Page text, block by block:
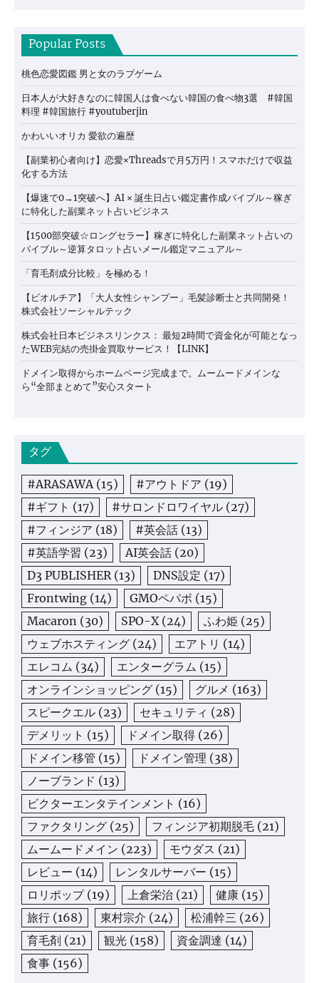
Popular Posts
桃色恋愛図鑑 男と女のラブゲーム
日本人が大好きなのに韓国人は食べない韓国の食べ物3選 #韓国
料理 #韓国旅行 #youtuberjin
かわいいオリカ 愛欲の遍歴
【副業初心者向け】恋愛×Threadsで月5万円！スマホだけで収益
化する方法
【爆速で0→1突破へ】AI × 誕生日占い鑑定書作成バイブル～稼ぎ
に特化した副業ネット占いビジネス
【1500部突破☆ロングセラー】稼ぎに特化した副業ネット占いの
バイブル～逆算タロット占いメール鑑定マニュアル～
「育毛剤成分比較」を極める！
【ビオルチア】「大人女性シャンプー」毛髪診断士と共同開発！
株式会社ソーシャルテック
株式会社日本ビジネスリンクス： 最短2時間で資金化が可能となっ
たWEB完結の売掛金買取サービス！【LINK】
ドメイン取得からホームページ完成まで。ムームードメインな
ら“全部まとめて”安心スタート
タグ
#ARASAWA (15) #アウトドア (19)
#ギフト (17) #サロンドロワイヤル (27)
#フィンジア (18) #英会話 (13)
#英語学習 (23) AI英会話 (20)
D3 PUBLISHER (13) DNS設定 (17)
Frontwing (14) GMOペパボ (15)
Macaron (30) SPO-X (24) ふわ姫 (25)
ウェブホスティング (24) エアトリ (14)
エレコム (34) エンターグラム (15)
オンラインショッピング (15) グルメ (163)
スピークエル (23) セキュリティ (28)
デメリット (15) ドメイン取得 (26)
ドメイン移管 (15) ドメイン管理 (38)
ノーブランド (13)
ビクターエンタテインメント (16)
ファクタリング (25) フィンジア初期脱毛 (21)
ムームードメイン (223) モウダス (21)
レビュー (14) レンタルサーバー (15)
ロリポップ(19) 上倉栄治 (21) 健康 (15)
旅行 (168) 東村宗介 (24) 松浦幹三 (26)
育毛剤 (21) 観光 (158) 資金調達 (14)
食事 (156)